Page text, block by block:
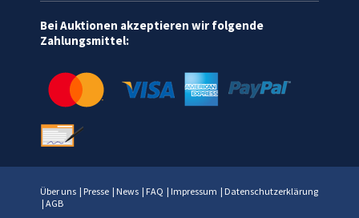
Bei Auktionen akzeptieren wir folgende
Zahlungsmittel:
Über uns | Presse | News | FAQ | Impressum | Datenschutzerklärung
| AGB